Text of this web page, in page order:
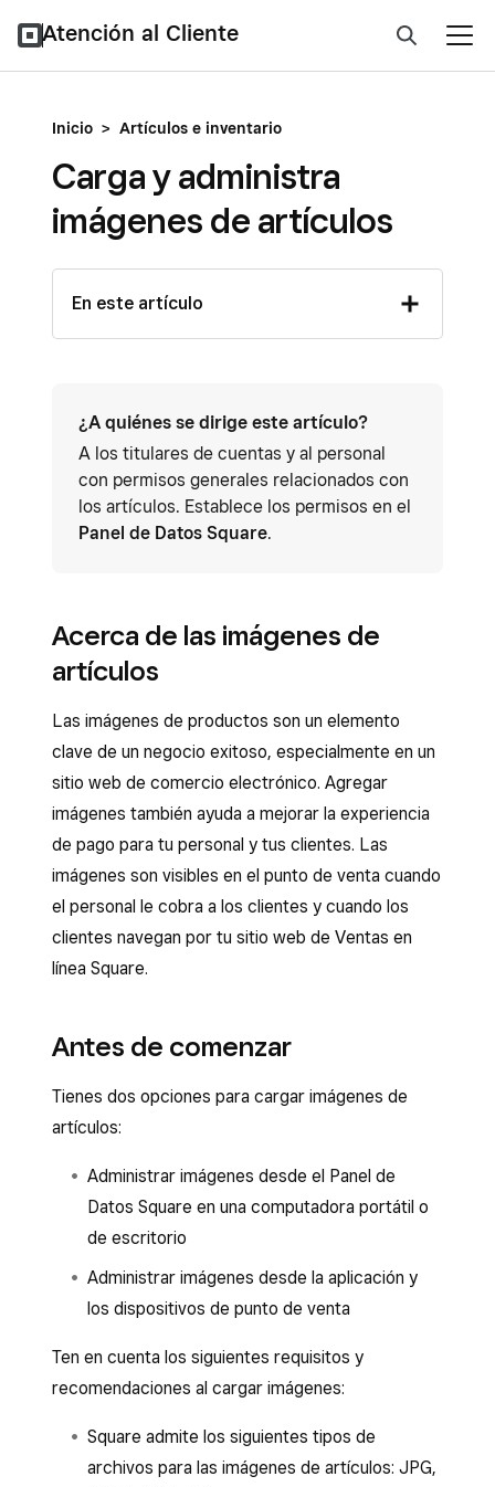
Atención al Cliente
Inicio > Artículos e inventario
Carga y administra
imágenes de artículos
En este artículo
¿A quiénes se dirige este artículo?
A los titulares de cuentas y al personal
con permisos generales relacionados con
los artículos. Establece los permisos en el
Panel de Datos Square.
Acerca de las imágenes de
artículos
Las imágenes de productos son un elemento
clave de un negocio exitoso, especialmente en un
sitio web de comercio electrónico. Agregar
imágenes también ayuda a mejorar la experiencia
de pago para tu personal y tus clientes. Las
imágenes son visibles en el punto de venta cuando
el personal le cobra a los clientes y cuando los
clientes navegan por tu sitio web de Ventas en
línea Square.
Antes de comenzar
Tienes dos opciones para cargar imágenes de
artículos:
Administrar imágenes desde el Panel de
Datos Square en una computadora portátil o
de escritorio
Administrar imágenes desde la aplicación y
los dispositivos de punto de venta
Ten en cuenta los siguientes requisitos y
recomendaciones al cargar imágenes:
Square admite los siguientes tipos de
archivos para las imágenes de artículos: JPG,